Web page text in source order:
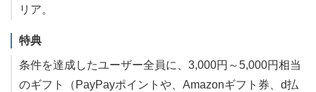
リア。
特典
条件を達成したユーザー全員に、3,000円～5,000円相当
のギフト（PayPayポイントや、Amazonギフト券、d払